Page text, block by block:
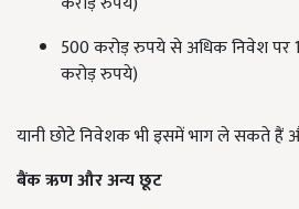
500 करोड़ रुपये से अधिक निवेश पर
करोड़ रुपये)
यानी छोटे निवेशक भी इसमें भाग ले सकते हैं
बैंक ऋण और अन्य छूट